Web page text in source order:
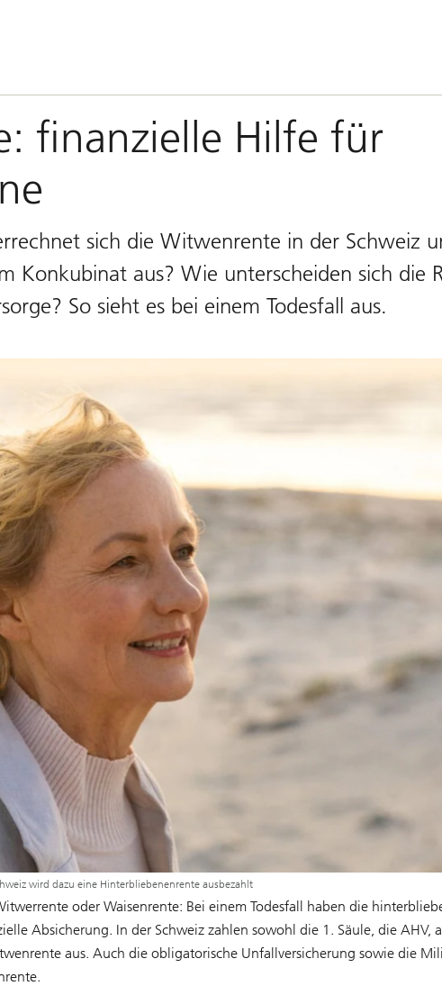
finanzielle Hilfe für
sich die Witwenrente in der Schweiz
Konkubinat aus? Wie unterscheiden sich die
So sieht es bei einem Todesfall aus.
wird dazu eine Hinterbliebenenrente ausbezahlt
oder Waisenrente: Bei einem Todesfall haben die
Absicherung. In der Schweiz zahlen sowohl die 1. Säule, die
aus. Auch die obligatorische Unfallversicherung sowie die